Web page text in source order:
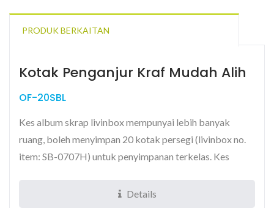
PRODUK BERKAITAN
Kotak Penganjur Kraf Mudah Alih
OF-20SBL
Kes album skrap livinbox mempunyai lebih banyak
ruang, boleh menyimpan 20 kotak persegi (livinbox no.
item: SB-0707H) untuk penyimpanan terkelas. Kes
Details